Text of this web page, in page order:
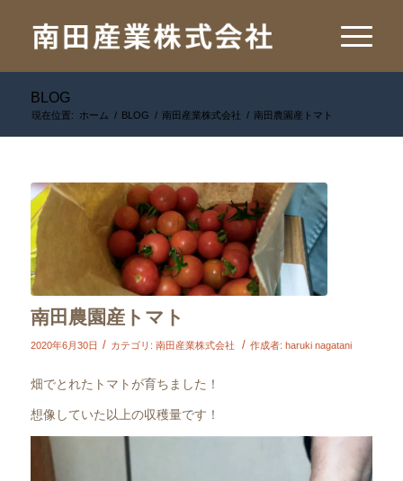
BLOG
現在位置: ホーム / BLOG / 南田産業株式会社 / 南田農園産トマト
南田農園産トマト
2020年6月30日 / カテゴリ: 南田産業株式会社 / 作成者: haruki nagatani
畑でとれたトマトが育ちました！
想像していた以上の収穫量です！